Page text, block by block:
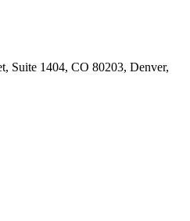
Suite 1404, CO 80203, Denver,